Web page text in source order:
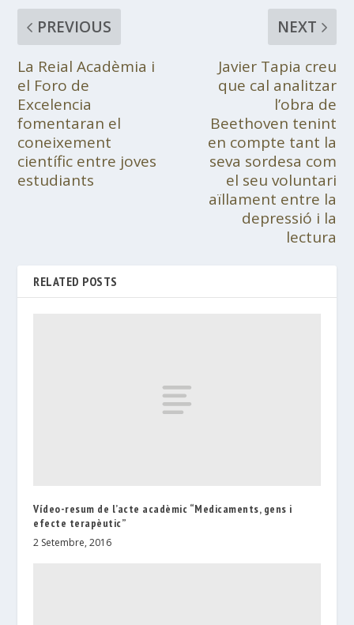
PREVIOUS
La Reial Acadèmia i
el Foro de
Excelencia
fomentaran el
coneixement
científic entre joves
estudiants
NEXT
Javier Tapia creu
que cal analitzar
l’obra de
Beethoven tenint
en compte tant la
seva sordesa com
el seu voluntari
aïllament entre la
depressió i la
lectura
RELATED POSTS
Vídeo-resum de l’acte acadèmic “Medicaments, gens i
efecte terapèutic”
2 Setembre, 2016